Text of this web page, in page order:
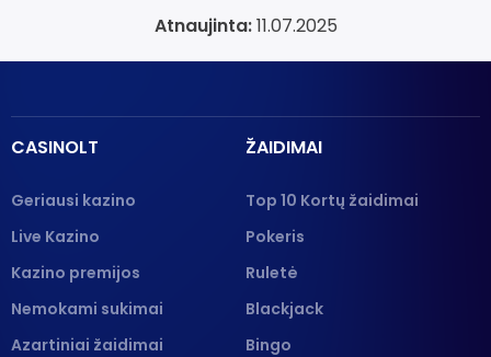
Atnaujinta:11.07.2025
CASINOLT
Geriausi kazino
Live Kazino
Kazino premijos
Nemokami sukimai
Azartiniai žaidimai
ŽAIDIMAI
Top 10 Kortų žaidimai
Pokeris
Ruletė
Blackjack
Bingo